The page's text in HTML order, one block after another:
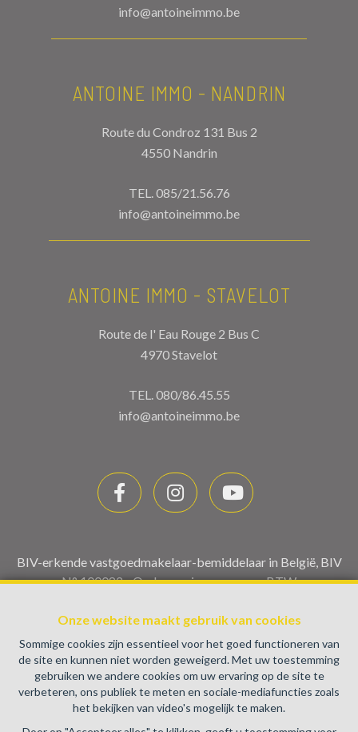
Onze website maakt gebruik van cookies
Sommige cookies zijn essentieel voor het goed functioneren van
de site en kunnen niet worden geweigerd. Met uw toestemming
gebruiken we andere cookies om uw ervaring op de site te
verbeteren, ons publiek te meten en sociale-mediafuncties zoals
het bekijken van video's mogelijk te maken.
info@antoineimmo.be
ANTOINE IMMO - NANDRIN
Route du Condroz 131 Bus 2
4550 Nandrin
TEL.085/21.56.76
info@antoineimmo.be
ANTOINE IMMO - STAVELOT
Route de l' Eau Rouge 2 Bus C
4970 Stavelot
TEL.080/86.45.55
info@antoineimmo.be
BIV-erkende vastgoedmakelaar-bemiddelaar in België, BIV
N° 100082 - Ondernemingsnummer : BTW
Beroepinstituut van Vastgoedmakelaars Luxemburgstraat,
16B - 1000 Brussel (+32 2 505 38 50 - info@biv.be) -
www.biv.be-Deontologische code
BA en borgstelling via NV AXA Belgium, Troonplein 1, 1000
Brussel (polisnr. 730.390.160) Dekking geldt voor
activiteiten die in België worden uitgevoerd